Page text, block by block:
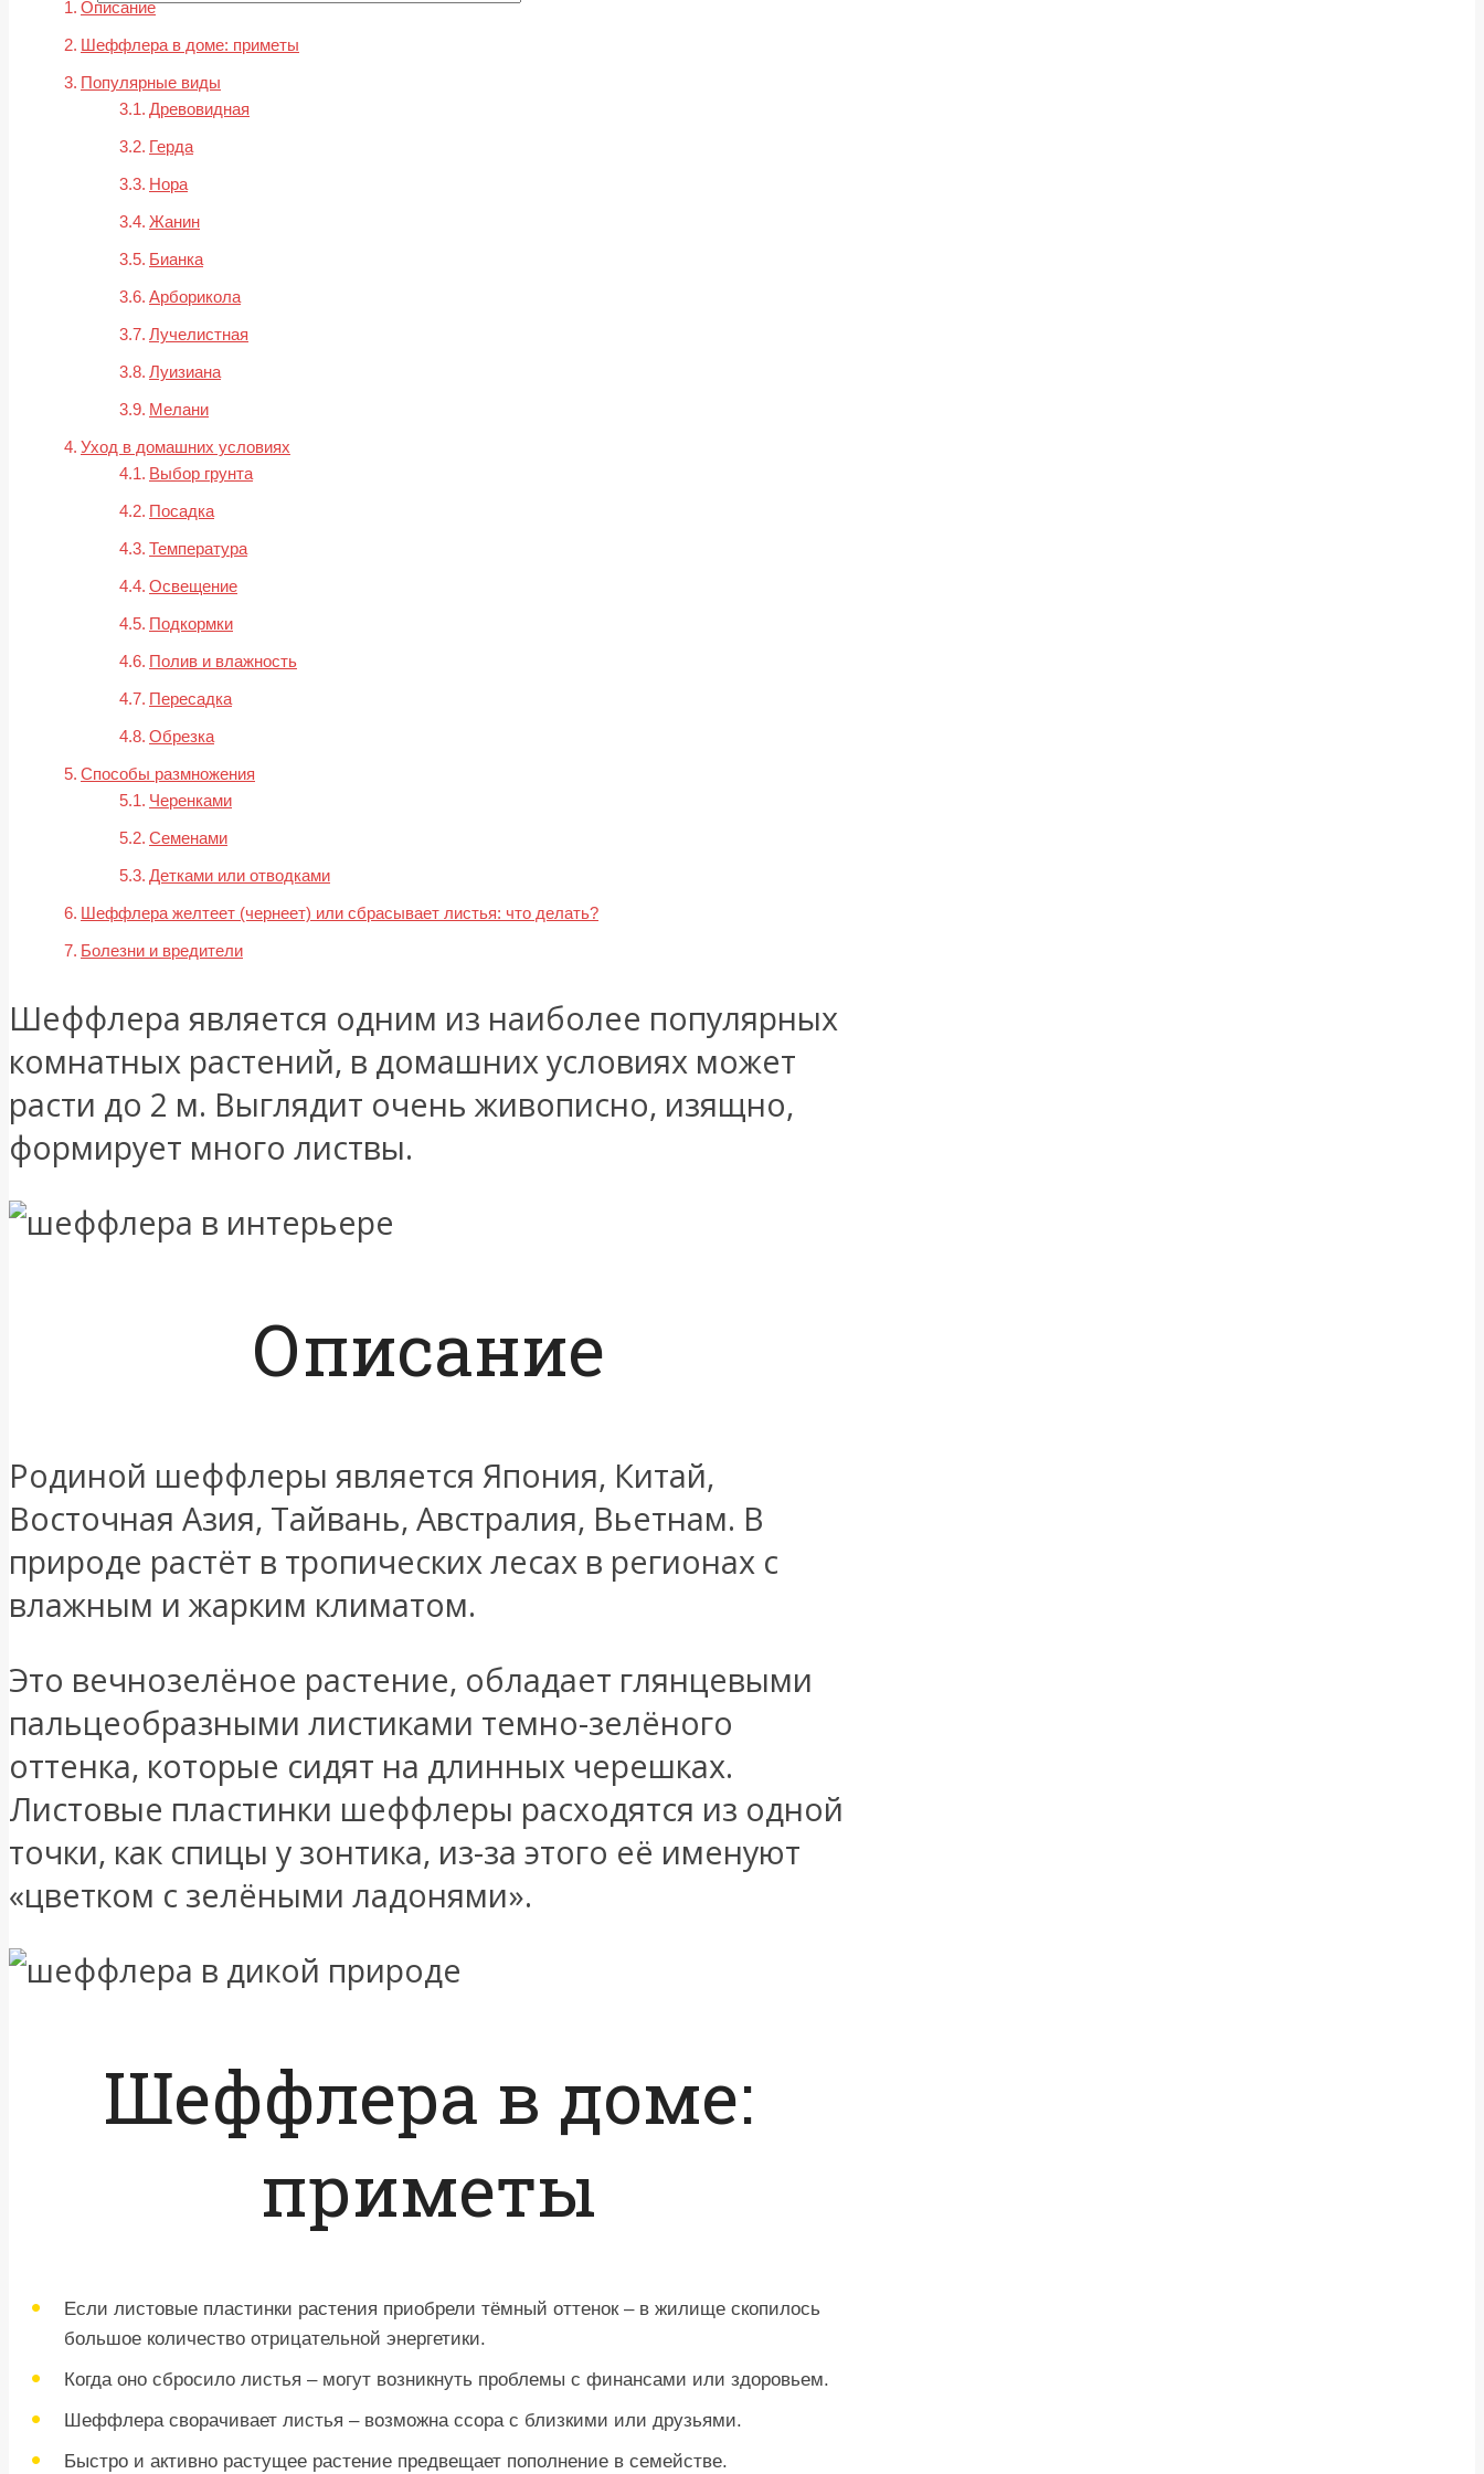
Описание
Шеффлера в доме: приметы
Популярные виды
Древовидная
Герда
Нора
Жанин
Бианка
Арборикола
Лучелистная
Луизиана
Мелани
Уход в домашних условиях
Выбор грунта
Посадка
Температура
Освещение
Подкормки
Полив и влажность
Пересадка
Обрезка
Способы размножения
Черенками
Семенами
Детками или отводками
Шеффлера желтеет (чернеет) или сбрасывает листья: что делать?
Болезни и вредители
Шеффлера является одним из наиболее популярных
комнатных растений, в домашних условиях может
расти до 2 м. Выглядит очень живописно, изящно,
формирует много листвы.
Описание
Родиной шеффлеры является Япония, Китай,
Восточная Азия, Тайвань, Австралия, Вьетнам. В
природе растёт в тропических лесах в регионах с
влажным и жарким климатом.
Это вечнозелёное растение, обладает глянцевыми
пальцеобразными листиками темно-зелёного
оттенка, которые сидят на длинных черешках.
Листовые пластинки шеффлеры расходятся из одной
точки, как спицы у зонтика, из-за этого её именуют
«цветком с зелёными ладонями».
Шеффлера в доме:
приметы
Если листовые пластинки растения приобрели тёмный оттенок – в жилище скопилось
большое количество отрицательной энергетики.
Когда оно сбросило листья – могут возникнуть проблемы с финансами или здоровьем.
Шеффлера сворачивает листья – возможна ссора с близкими или друзьями.
Быстро и активно растущее растение предвещает пополнение в семействе.